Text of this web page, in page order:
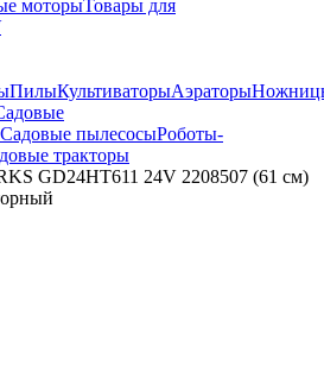
моторыТовары для
ПилыКультиваторыАэраторы
Садовые пылесосыРоботы-
тракторы
GD24HT611 24V 2208507 (61 см)